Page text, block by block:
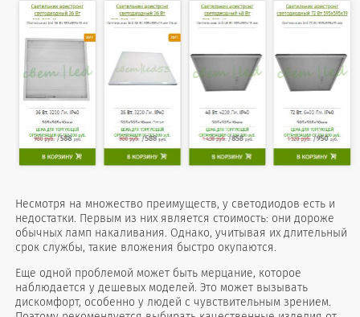
Несмотря на множество преимуществ, у светодиодов есть и
недостатки. Первым из них является стоимость: они дороже
обычных ламп накаливания. Однако, учитывая их длительный
срок службы, такие вложения быстро окупаются.
Еще одной проблемой может быть мерцание, которое
наблюдается у дешевых моделей. Это может вызывать
дискомфорт, особенно у людей с чувствительным зрением.